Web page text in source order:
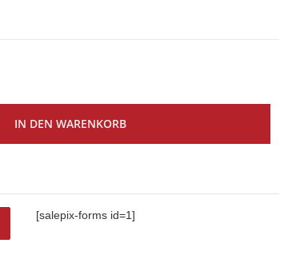
IN DEN WARENKORB
[salepix-forms id=1]